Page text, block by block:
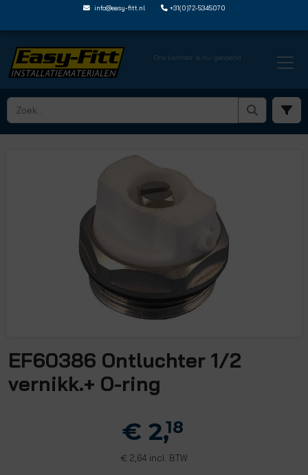
info@easy-fitt.nl +31(0)72-5345070
Ons kantoor is nu geopend
HOME › ONTLUCHTERS EN AFTAPPERS › EF60386
EF60386 Ontluchter 1/2
vernikk.+ O-ring
€ 2,18
€ 2,64 incl. BTW